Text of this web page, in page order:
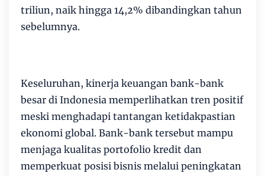
triliun, naik hingga 14,2% dibandingkan tahun
sebelumnya.
Keseluruhan, kinerja keuangan bank-bank
besar di Indonesia memperlihatkan tren positif
meski menghadapi tantangan ketidakpastian
ekonomi global. Bank-bank tersebut mampu
menjaga kualitas portofolio kredit dan
memperkuat posisi bisnis melalui peningkatan